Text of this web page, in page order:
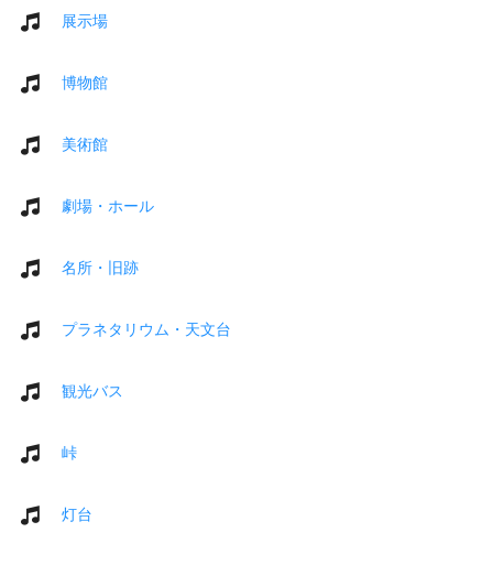
展示場
博物館
美術館
劇場・ホール
名所・旧跡
プラネタリウム・天文台
観光バス
峠
灯台